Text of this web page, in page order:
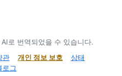
로 번역되었을 수 있습니다.
관 개인 정보 보호
상태
로그